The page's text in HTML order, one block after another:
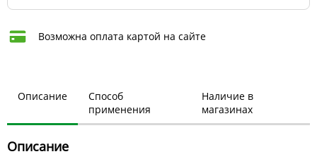
Возможна оплата картой на сайте
Описание
Способ
применения
Наличие в
магазинах
Описание